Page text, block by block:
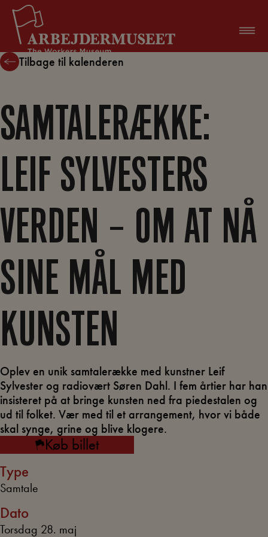
Hop
indholdet
Tilbage til kalenderen
SAMTALERÆKKE:
LEIF SYLVESTERS
VERDEN – OM AT NÅ
SINE MÅL MED
KUNSTEN
Oplev en unik samtalerække med kunstner Leif
Sylvester og radiovært Søren Dahl. I fem årtier har han
insisteret på at bringe kunsten ned fra piedestalen og
ud til folket. Vær med til et arrangement, hvor vi både
skal synge, grine og blive klogere.
Køb billet
Type
Samtale
Dato
Torsdag 28. maj